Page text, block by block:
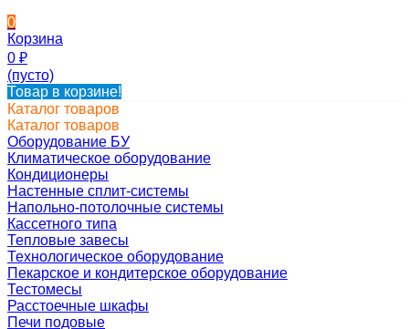
0
Корзина
0 ₽
(пусто)
Товар в корзине!
Каталог товаров
Каталог товаров
Оборудование БУ
Климатическое оборудование
Кондиционеры
Настенные сплит-системы
Напольно-потолочные системы
Кассетного типа
Тепловые завесы
Технологическое оборудование
Пекарское и кондитерское оборудование
Тестомесы
Расстоечные шкафы
Печи подовые